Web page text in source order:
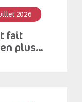
2026
fait
plus